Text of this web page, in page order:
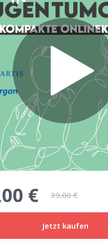
Bewertung
€ 39,00 €
Jetzt kaufen